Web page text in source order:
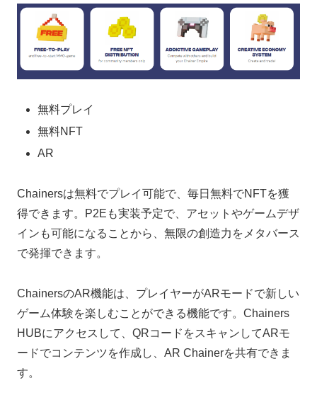
無料プレイ
無料NFT
AR
Chainersは無料でプレイ可能で、毎日無料でNFTを獲
得できます。P2Eも実装予定で、アセットやゲームデザ
インも可能になることから、無限の創造力をメタバース
で発揮できます。
ChainersのAR機能は、プレイヤーがARモードで新しい
ゲーム体験を楽しむことができる機能です。Chainers
HUBにアクセスして、QRコードをスキャンしてARモ
ードでコンテンツを作成し、AR Chainerを共有できま
す。